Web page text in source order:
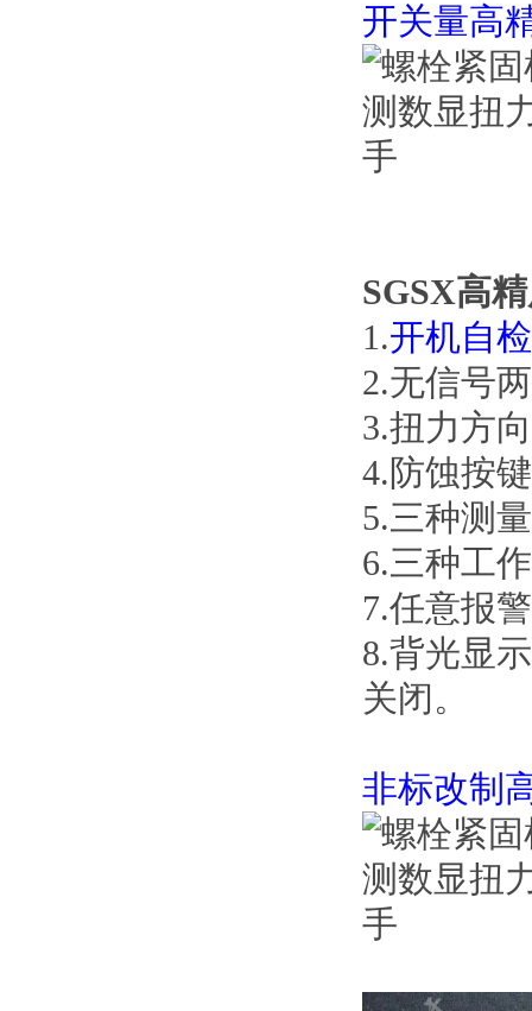
开关量高
SGSX高
1.开机自
2.无信号
3.扭力方
4.防蚀按
5.三种测
6.三种工
7.任意报
8.背光显
关闭。
非标改制